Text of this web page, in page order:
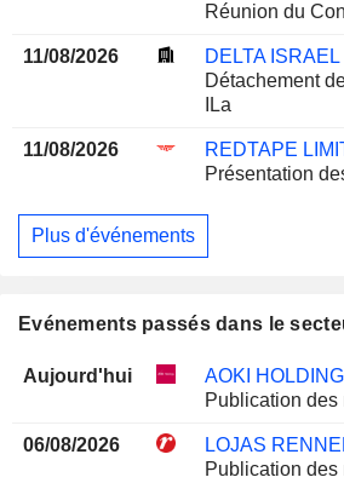
Réunion du
11/08/2026
DELTA
Détachement
ILa
11/08/2026
REDTAPE
Présentation
Plus d'événements
Evénements passés dans le
Aujourd'hui
AOKI
Publication des
06/08/2026
LOJAS
Publication des